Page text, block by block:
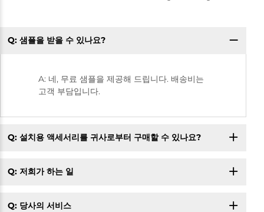
Q: 샘플을 받을 수 있나요?
A: 네, 무료 샘플을 제공해 드립니다. 배송비는
고객 부담입니다.
Q: 설치용 액세서리를 귀사로부터 구매할 수 있나요?
Q: 저희가 하는 일
Q: 당사의 서비스